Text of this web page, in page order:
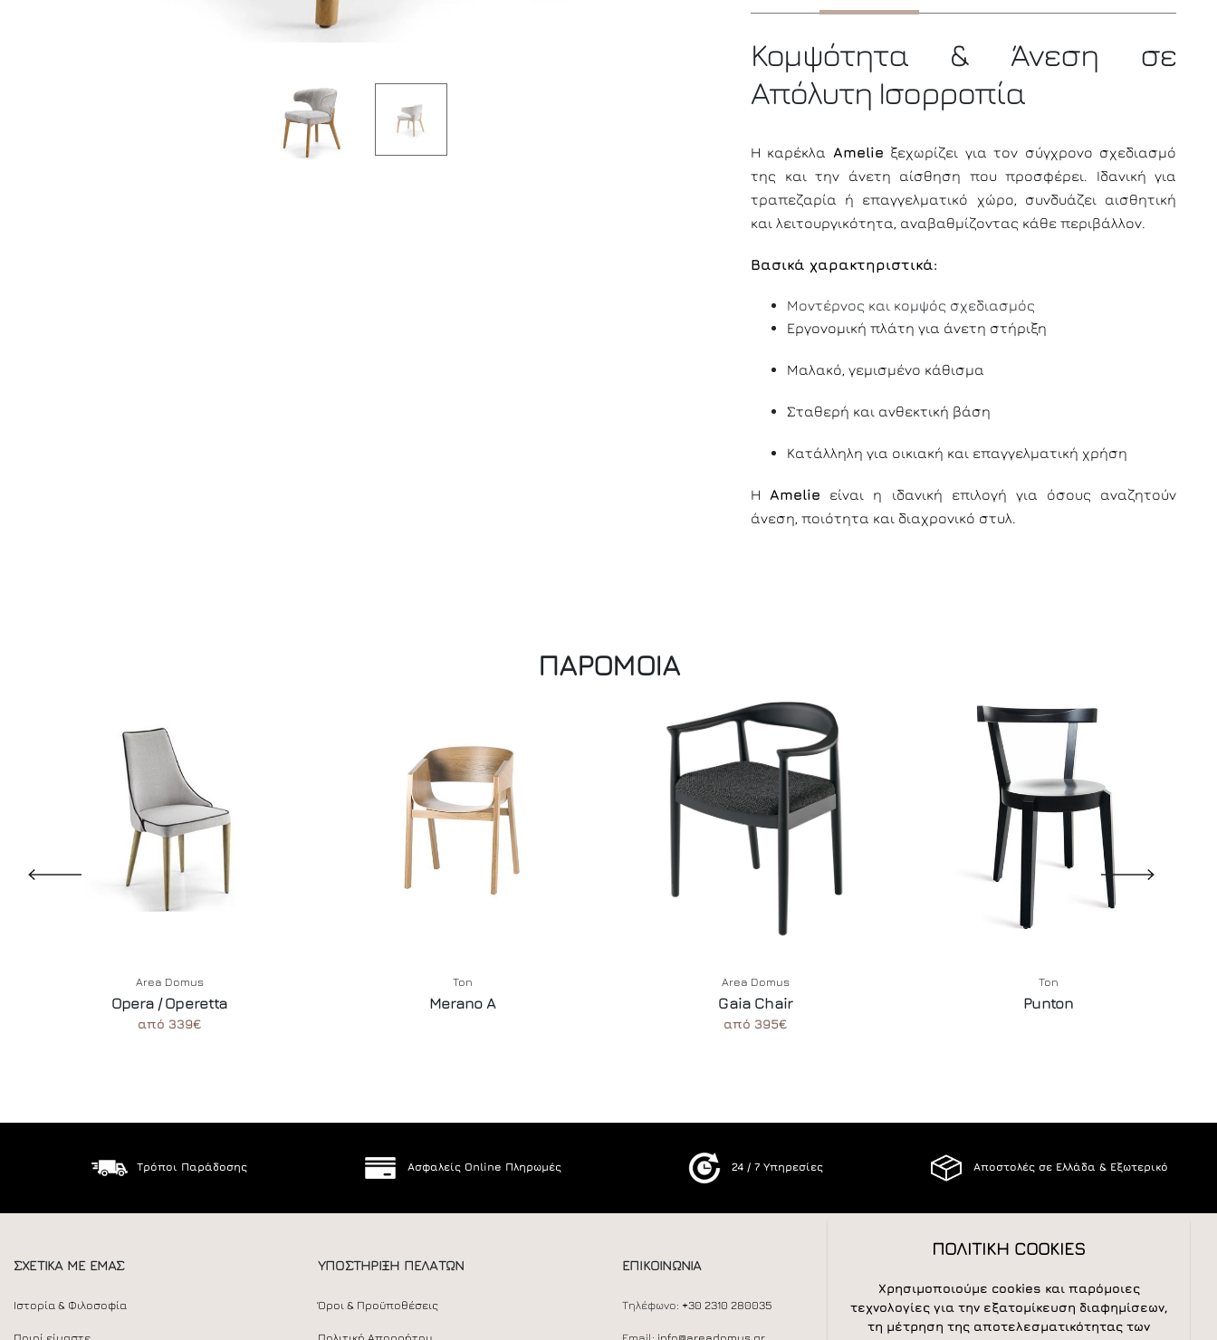
Κομψότητα & Άνεση σε
Απόλυτη Ισορροπία
Η καρέκλα Amelie ξεχωρίζει για τον σύγχρονο σχεδιασμό
της και την άνετη αίσθηση που προσφέρει. Ιδανική για
τραπεζαρία ή επαγγελματικό χώρο, συνδυάζει αισθητική
και λειτουργικότητα, αναβαθμίζοντας κάθε περιβάλλον.
Βασικά χαρακτηριστικά:
Μοντέρνος και κομψός σχεδιασμός
Εργονομική πλάτη για άνετη στήριξη
Μαλακό, γεμισμένο κάθισμα
Σταθερή και ανθεκτική βάση
Κατάλληλη για οικιακή και επαγγελματική χρήση
Η Amelie είναι η ιδανική επιλογή για όσους αναζητούν
άνεση, ποιότητα και διαχρονικό στυλ.
ΠΑΡΟΜΟΙΑ
Area Domus
Opera / Operetta
από 339€
Ton
Merano A
Area Domus
Gaia Chair
από 395€
Ton
Punton
Τρόποι Παράδοσης Ασφαλείς Online Πληρωμές 24 / 7 Υπηρεσίες Αποστολές σε Ελλάδα & Εξωτερικό
ΣΧΕΤΙΚΑ ΜΕ ΕΜΑΣ
Ιστορία & Φιλοσοφία
ΥΠΟΣΤΗΡΙΞΗ ΠΕΛΑΤΩΝ
Όροι & Προϋποθέσεις
ΕΠΙΚΟΙΝΩΝΙΑ
Τηλέφωνο: +30 2310 280035
ΠΟΛΙΤΙΚΗ COOKIES
Χρησιμοποιούμε cookies και παρόμοιες
τεχνολογίες για την εξατομίκευση διαφημίσεων,
τη μέτρηση της αποτελεσματικότητας των